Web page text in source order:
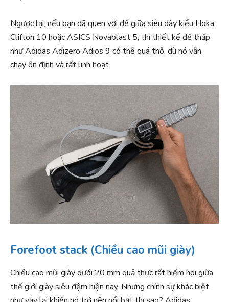
Ngược lại, nếu bạn đã quen với đế giữa siêu dày kiểu Hoka
Clifton 10 hoặc ASICS Novablast 5, thì thiết kế đế thấp
như Adidas Adizero Adios 9 có thể quá thô, dù nó vẫn
chạy ổn định và rất linh hoạt.
Forefoot stack (Chiều cao mũi giày)
Chiều cao mũi giày dưới 20 mm quả thực rất hiếm hoi giữa
thế giới giày siêu đệm hiện nay. Nhưng chính sự khác biệt